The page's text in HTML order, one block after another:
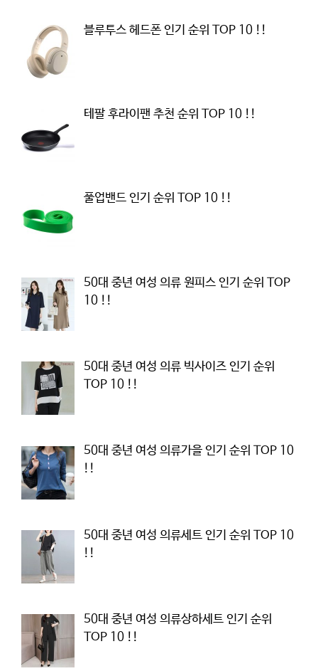
블루투스 헤드폰 인기 순위 TOP 10 !!
테팔 후라이팬 추천 순위 TOP 10 !!
풀업밴드 인기 순위 TOP 10 !!
50대 중년 여성 의류 원피스 인기 순위 TOP
10 !!
50대 중년 여성 의류 빅사이즈 인기 순위
TOP 10 !!
50대 중년 여성 의류가을 인기 순위 TOP 10
!!
50대 중년 여성 의류세트 인기 순위 TOP 10
!!
50대 중년 여성 의류상하세트 인기 순위
TOP 10 !!